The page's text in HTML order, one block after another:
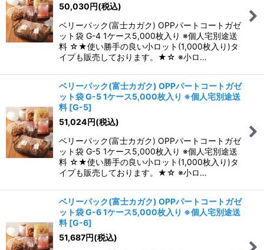
50,030円(税込)
ベリーパック(富士カガク) OPPパートコートガゼ
ット袋 G-4 1ケース5,000枚入り ※個人宅別途送
料 ☆★使い勝手の良い小ロット(1,000枚入り)タ
イプも販売しております。★☆ ※小ロ…
ベリーパック(富士カガク) OPPパートコートガゼ
ット袋 G-5 1ケース5,000枚入り ※個人宅別途送
料 [G-5]
51,024円(税込)
ベリーパック(富士カガク) OPPパートコートガゼ
ット袋 G-5 1ケース5,000枚入り ※個人宅別途送
料 ☆★使い勝手の良い小ロット(1,000枚入り)タ
イプも販売しております。★☆ ※小ロ…
ベリーパック(富士カガク) OPPパートコートガゼ
ット袋 G-6 1ケース5,000枚入り ※個人宅別途送
料 [G-6]
51,687円(税込)